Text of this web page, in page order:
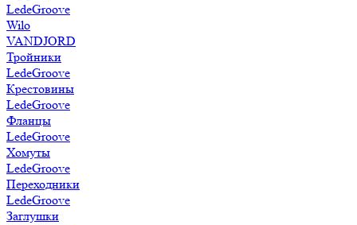
LedeGroove
Wilo
VANDJORD
Тройники
LedeGroove
Крестовины
LedeGroove
Фланцы
LedeGroove
Хомуты
LedeGroove
Переходники
LedeGroove
Заглушки